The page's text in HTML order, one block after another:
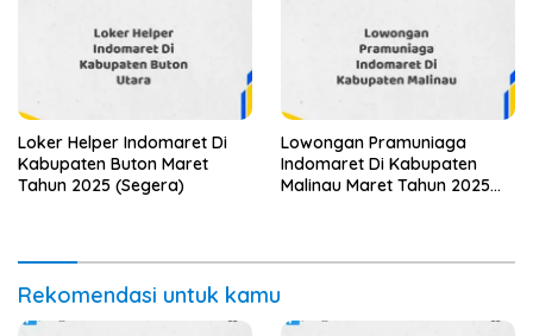
Loker Helper Indomaret Di
Kabupaten Buton Maret
Tahun 2025 (Segera)
Lowongan Pramuniaga
Indomaret Di Kabupaten
Malinau Maret Tahun 2025
Rekomendasi untuk kamu